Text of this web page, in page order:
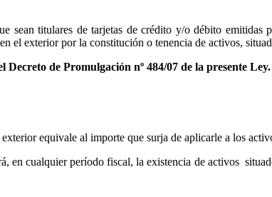
sean titulares de tarjetas de crédito y/o débito
el exterior por la constitución o tenencia de activos,
de Promulgación nº 484/07 de la presente Ley.
equivale al importe que surja de aplicarle a los
en cualquier período fiscal, la existencia de activos